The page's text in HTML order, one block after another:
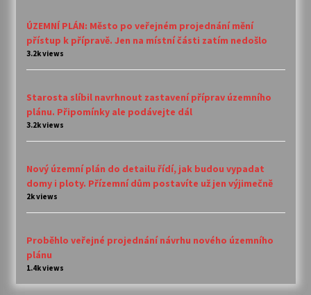
ÚZEMNÍ PLÁN: Město po veřejném projednání mění
přístup k přípravě. Jen na místní části zatím nedošlo
3.2k views
Starosta slíbil navrhnout zastavení příprav územního
plánu. Připomínky ale podávejte dál
3.2k views
Nový územní plán do detailu řídí, jak budou vypadat
domy i ploty. Přízemní dům postavíte už jen výjimečně
2k views
Proběhlo veřejné projednání návrhu nového územního
plánu
1.4k views